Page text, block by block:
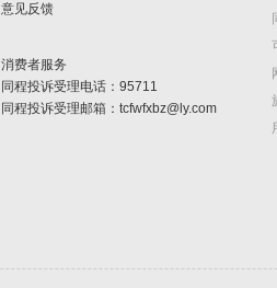
意见反馈
消费者服务
同程投诉受理电话：95711
同程投诉受理邮箱：tcfwfxbz@ly.com